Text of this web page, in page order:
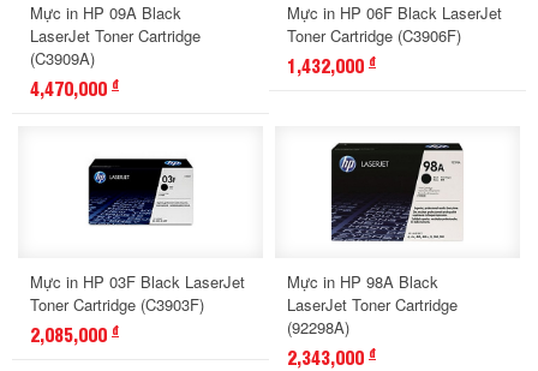
Mực in HP 09A Black
LaserJet Toner Cartridge
(C3909A)
4,470,000 đ
Mực in HP 06F Black LaserJet
Toner Cartridge (C3906F)
1,432,000 đ
Mực in HP 03F Black LaserJet
Toner Cartridge (C3903F)
2,085,000 đ
Mực in HP 98A Black
LaserJet Toner Cartridge
(92298A)
2,343,000 đ